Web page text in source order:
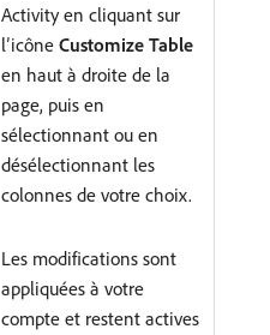
Activity en cliquant sur
l’icône Customize Table
en haut à droite de la
page, puis en
sélectionnant ou en
désélectionnant les
colonnes de votre choix.
Les modifications sont
appliquées à votre
compte et restent actives